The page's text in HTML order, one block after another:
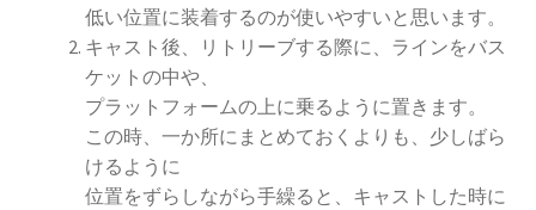
低い位置に装着するのが使いやすいと思います。
キャスト後、リトリーブする際に、ラインをバス
ケットの中や、
プラットフォームの上に乗るように置きます。
この時、一か所にまとめておくよりも、少しばら
けるように
位置をずらしながら手繰ると、キャストした時に